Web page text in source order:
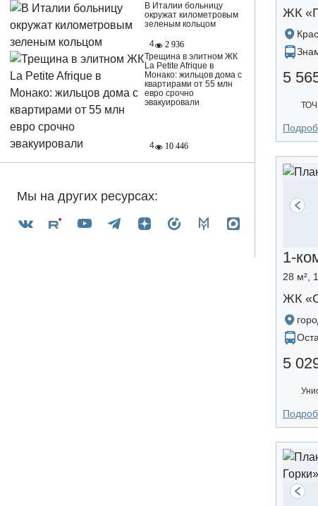
В Италии больницу
окружат километровым
зеленым кольцом
4
2 936
Трещина в элитном ЖК
La Petite Afrique в
Монако: жильцов дома с
квартирами от 55 млн
евро срочно
эвакуировали
4 10 446
Мы на других ресурсах:
ЖК
5
1-
28 м²,
ЖК
5